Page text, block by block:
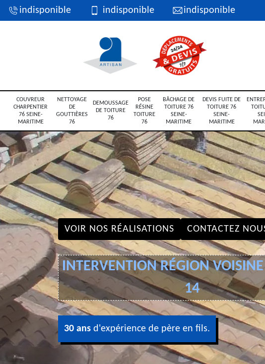
indisponible indisponible indisponible
COUVREUR
CHARPENTIER
76 SEINE-
MARITIME
NETTOYAGE
DE
GOUTTIÈRES
76
DEMOUSSAGE
DE TOITURE
76
POSE
RÉSINE
TOITURE
76
BÂCHAGE DE
TOITURE 76
SEINE-
MARITIME
DEVIS FUITE DE
TOITURE 76
SEINE-
MARITIME
VOIR NOS RÉALISATIONS CONTACTEZ
INTERVENTION RÉGION
14
30 ans d'expérience de père en fils.